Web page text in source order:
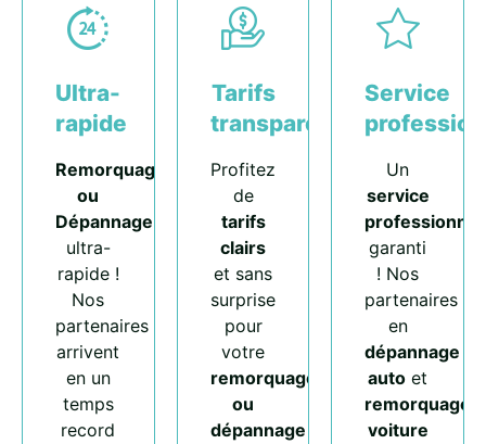
Ultra-
rapide
Remorquage
ou
Dépannage
ultra-
rapide !
Nos
partenaires
arrivent
en un
temps
record
Tarifs
transparents
Profitez
de
tarifs
clairs
et sans
surprise
pour
votre
remorquage
ou
dépannage
Service
Un
service
professionnel
garanti
! Nos
partenaires
en
dépannage
auto et
remorquage
voiture